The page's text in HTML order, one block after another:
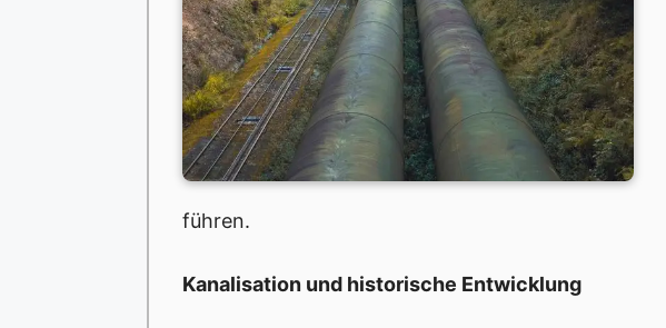
führen.
Kanalisation und historische Entwicklung